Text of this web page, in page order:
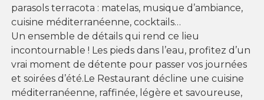
parasols terracota : matelas, musique d’ambiance,
cuisine méditerranéenne, cocktails…
Un ensemble de détails qui rend ce lieu
incontournable ! Les pieds dans l’eau, profitez d’un
vrai moment de détente pour passer vos journées
et soirées d’été.Le Restaurant décline une cuisine
méditerranéenne, raffinée, légère et savoureuse,